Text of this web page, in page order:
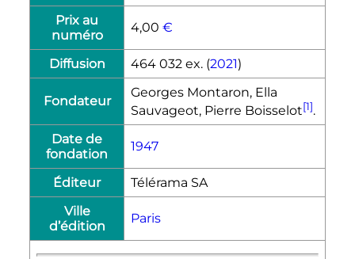
Prix au
numéro
4,00 €
Diffusion 464 032 ex. (2021)
Fondateur
Georges Montaron, Ella
Sauvageot, Pierre Boisselot[1].
Date de
fondation
1947
Éditeur
Télérama SA
Ville
d’édition
Paris